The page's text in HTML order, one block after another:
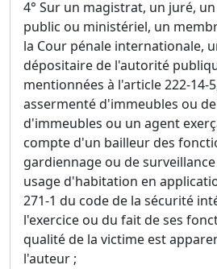
4° Sur un magistrat, un juré,
public ou ministériel, un
la Cour pénale internationale,
dépositaire de l'autorité
mentionnées à l'article 222-14-
assermenté d'immeubles ou
d'immeubles ou un agent
compte d'un bailleur des
gardiennage ou de
usage d'habitation en
271-1 du code de la sécurité
l'exercice ou du fait de ses
qualité de la victime est
l'auteur ;